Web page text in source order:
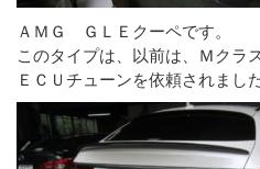
ＡＭＧ ＧＬＥクーペです。
このタイプは、以前は、Ｍクラ
ＥＣＵチューンを依頼されました